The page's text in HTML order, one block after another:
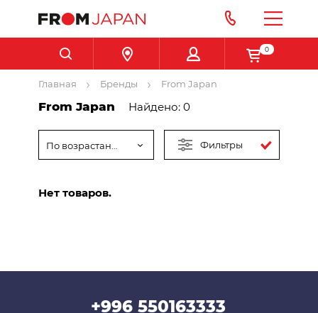
0
Главная Бренды From Japan
From Japan Найдено: 0
Фильтры
Нет товаров.
+996 550163333